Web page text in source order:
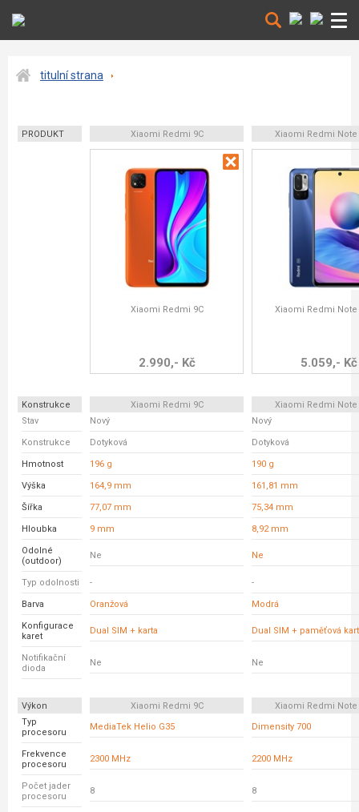
titulní strana
PRODUKT Xiaomi Redmi 9C Xiaomi Redmi Note
Xiaomi Redmi 9C
2.990,- Kč
Xiaomi Redmi Note
5.059,- Kč
Konstrukce Xiaomi Redmi 9C
Xiaomi Redmi Note
Stav
Nový Nový
Konstrukce Dotyková Dotyková
Hmotnost 196 g 190 g
Výška 164,9 mm 161,81 mm
Šířka 77,07 mm 75,34 mm
Hloubka 9 mm 8,92 mm
Odolné
(outdoor)
Ne Ne
Typ odolnosti - -
Barva Oranžová Modrá
Konfigurace
karet
Dual SIM + karta Dual SIM + paměťová
Notifikační
dioda
Ne Ne
Výkon Xiaomi Redmi 9C
Xiaomi Redmi Note
Typ
procesoru
MediaTek Helio G35 Dimensity 700
Frekvence
procesoru
2300 MHz 2200 MHz
Počet jader
procesoru
8 8